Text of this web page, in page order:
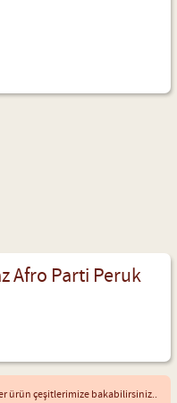
Afro Parti Peruk
ürün çeşitlerimize bakabilirsiniz..